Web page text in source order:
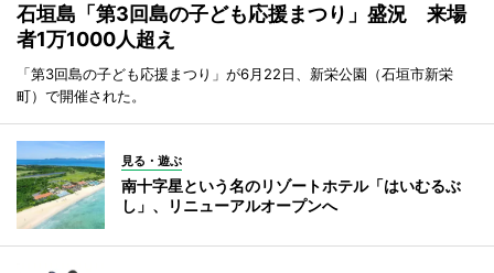
石垣島「第3回島の子ども応援まつり」盛況 来場
者1万1000人超え
「第3回島の子ども応援まつり」が6月22日、新栄公園（石垣市新栄
町）で開催された。
見る・遊ぶ
南十字星という名のリゾートホテル「はいむるぶ
し」、リニューアルオープンへ